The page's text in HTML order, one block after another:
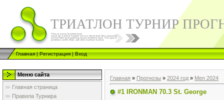
ТРИАТЛОН ТУРНИР
Главная|Регистрация|Вход
Меню сайта
Главная страница
Правила Турнира
Главная » Прогнозы » 2024 год » Men 2024
#1 IRONMAN 70.3 St. George